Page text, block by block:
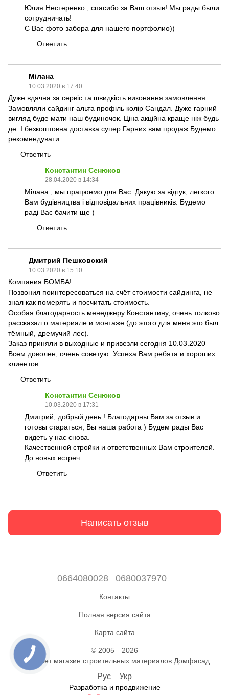
Юлия Нестеренко , спасибо за Ваш отзыв! Мы рады были
сотрудничать!
С Вас фото забора для нашего портфолио))
Ответить
Мілана
10.03.2020 в 17:40
Дуже вдячна за сервіс та швидкість виконання замовлення.
Замовляли сайдинг альта профіль колір Сандал. Дуже гарний
вигляд буде мати наш будиночок. Ціна акційна краще ніж будь
де. І безкоштовна доставка супер Гарних вам продаж Будемо
рекомендувати
Ответить
Константин Сенюков
28.04.2020 в 14:34
Мілана , мы працюемо для Вас. Дякую за відгук, легкого
Вам будівництва і відповідальних працівників. Будемо
раді Вас бачити ще )
Ответить
Дмитрий Пешковский
10.03.2020 в 15:10
Компания БОМБА!
Позвонил поинтересоваться на счёт стоимости сайдинга, не
знал как померять и посчитать стоимость.
Особая благодарность менеджеру Константину, очень толково
рассказал о материале и монтаже (до этого для меня это был
тёмный, дремучий лес).
Заказ приняли в выходные и привезли сегодня 10.03.2020
Всем доволен, очень советую. Успеха Вам ребята и хороших
клиентов.
Ответить
Константин Сенюков
10.03.2020 в 17:31
Дмитрий, добрый день ! Благодарны Вам за отзыв и
готовы стараться, Вы наша работа ) Будем рады Вас
видеть у нас снова.
Качественной стройки и ответственных Вам строителей.
До новых встреч.
Ответить
Написать отзыв
0664080028 0680037970
Контакты
Полная версия сайта
Карта сайта
© 2005—2026
Интернет магазин строительных материалов Домфасад
Рус Укр
Разработка и продвижение
КНОПКА
СВЯЗИ